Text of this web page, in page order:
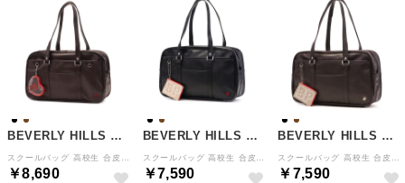
BEVERLY HILLS POLO CLUB
￥8,690
BEVERLY HILLS POLO CLUB
￥7,590
BEVERLY HILLS POLO CLUB
￥7,590